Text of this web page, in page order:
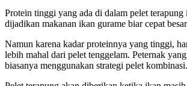
Protein tinggi yang ada di dalam pelet terapung
dijadikan makanan ikan gurame biar cepat
Namun karena kadar proteinnya yang tinggi,
lebih mahal dari pelet tenggelam. Peternak
biasanya menggunakan strategi pelet kombinasi.